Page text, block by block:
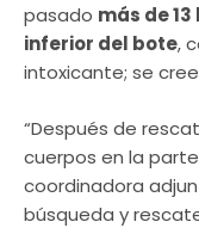
pasado más de
inferior del bote,
intoxicante; se
“Después de
cuerpos en la
coordinadora
búsqueda y